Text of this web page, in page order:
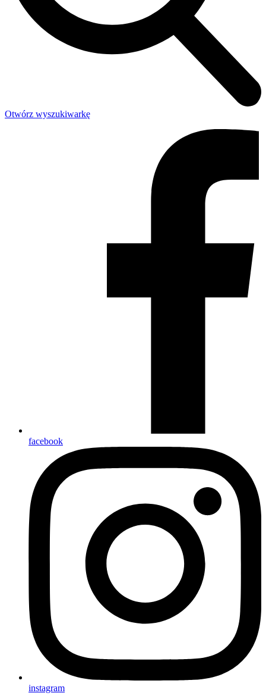
Otwórz wyszukiwarkę
facebook
instagram